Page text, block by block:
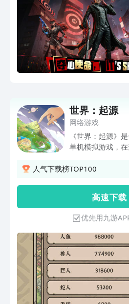
世界：起源
网络游戏
《世界：起源》
单机模拟游戏，
造世界以及创造各
人气下载榜TOP100
高 速 下 载
优先用九游